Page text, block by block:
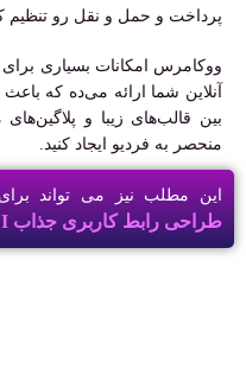
پرداخت و حمل و نقل رو تنظیم
ووکامرس امکانات بسیاری
آنلاین شما ارائه می‌ده که باعث
بین قالب‌های زیبا و
منحصر به فردیو ایجاد کنید.
این مطلب نیز می تواند
طراحی رابط کاربری جذاب UI برای جذب کاربر